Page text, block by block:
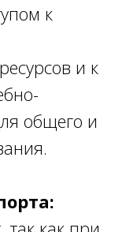
к
и к
общего и